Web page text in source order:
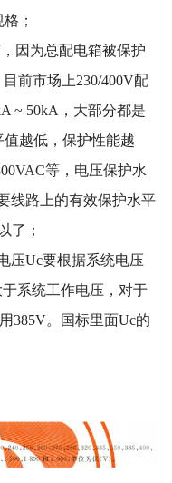
；
因为总配电箱被保护
前市场上230/400V配
~ 50kA，大部分都是
越低，保护性能越
等，电压保护水
线路上的有效保护水平
了；
压Uc要根据系统电压
系统工作电压，对于
385V。国标里面Uc的